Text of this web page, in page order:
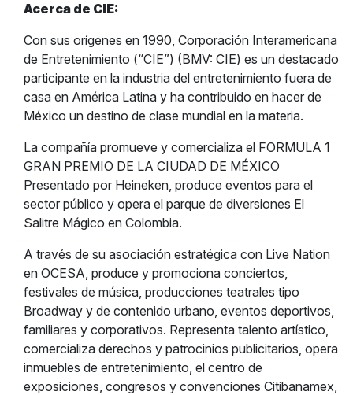
Acerca de CIE:
Con sus orígenes en 1990, Corporación Interamericana
de Entretenimiento (“CIE”) (BMV: CIE) es un destacado
participante en la industria del entretenimiento fuera de
casa en América Latina y ha contribuido en hacer de
México un destino de clase mundial en la materia.
La compañía promueve y comercializa el FORMULA 1
GRAN PREMIO DE LA CIUDAD DE MÉXICO
Presentado por Heineken, produce eventos para el
sector público y opera el parque de diversiones El
Salitre Mágico en Colombia.
A través de su asociación estratégica con Live Nation
en OCESA, produce y promociona conciertos,
festivales de música, producciones teatrales tipo
Broadway y de contenido urbano, eventos deportivos,
familiares y corporativos. Representa talento artístico,
comercializa derechos y patrocinios publicitarios, opera
inmuebles de entretenimiento, el centro de
exposiciones, congresos y convenciones Citibanamex,